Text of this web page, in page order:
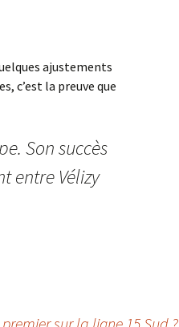
ajustements
c’est la preuve que
Son succès
entre Vélizy